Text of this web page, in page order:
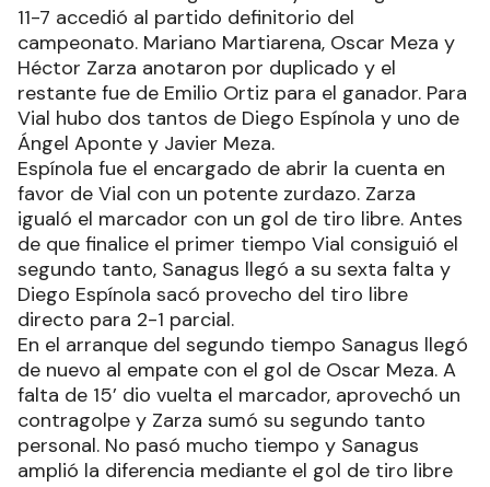
11-7 accedió al partido definitorio del
campeonato. Mariano Martiarena, Oscar Meza y
Héctor Zarza anotaron por duplicado y el
restante fue de Emilio Ortiz para el ganador. Para
Vial hubo dos tantos de Diego Espínola y uno de
Ángel Aponte y Javier Meza.
Espínola fue el encargado de abrir la cuenta en
favor de Vial con un potente zurdazo. Zarza
igualó el marcador con un gol de tiro libre. Antes
de que finalice el primer tiempo Vial consiguió el
segundo tanto, Sanagus llegó a su sexta falta y
Diego Espínola sacó provecho del tiro libre
directo para 2-1 parcial.
En el arranque del segundo tiempo Sanagus llegó
de nuevo al empate con el gol de Oscar Meza. A
falta de 15’ dio vuelta el marcador, aprovechó un
contragolpe y Zarza sumó su segundo tanto
personal. No pasó mucho tiempo y Sanagus
amplió la diferencia mediante el gol de tiro libre